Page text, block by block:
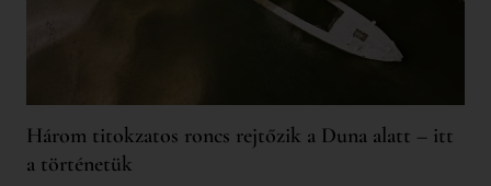
Három titokzatos roncs rejtőzik a Duna alatt – itt
a történetük